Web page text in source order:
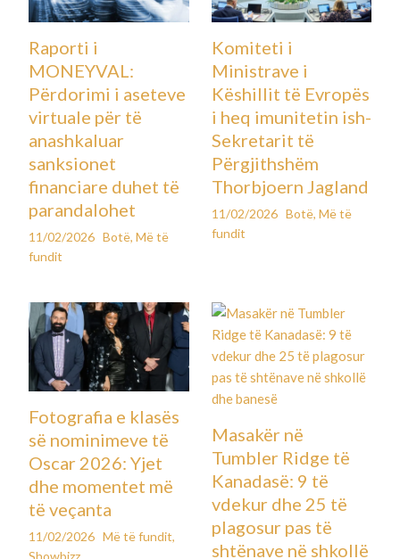
Raporti i
MONEYVAL:
Përdorimi i aseteve
virtuale për të
anashkaluar
sanksionet
financiare duhet të
parandalohet
11/02/2026 Botë,Më të
fundit
Komiteti i
Ministrave i
Këshillit të Evropës
i heq imunitetin ish-
Sekretarit të
Përgjithshëm
Thorbjoern Jagland
11/02/2026 Botë, Më të
fundit
Fotografia e klasës
së nominimeve të
Oscar 2026: Yjet
dhe momentet më
të veçanta
11/02/2026 Më të fundit,
Masakër në
Tumbler Ridge të
Kanadasë: 9 të
vdekur dhe 25 të
plagosur pas të
shtënave në shkollë